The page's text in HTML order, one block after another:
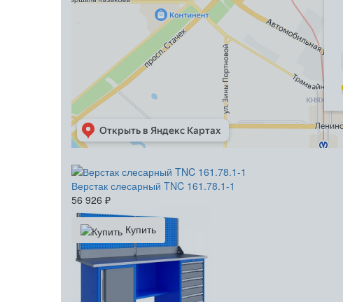
Верстак слесарный TNC 161.78.1-1
56 926 ₽
Купить